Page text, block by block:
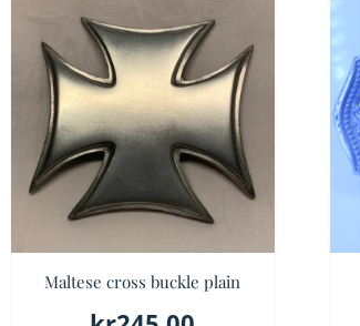
Maltese cross buckle plain